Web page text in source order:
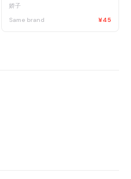
娇子
Same brand
¥45